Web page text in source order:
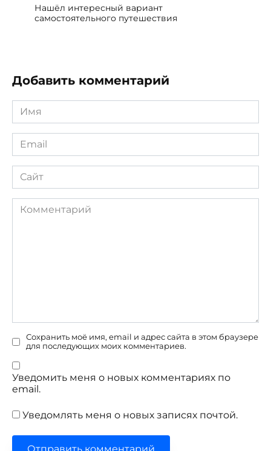
Нашёл интересный вариант
самостоятельного путешествия
Добавить комментарий
Имя
Email
Сайт
Комментарий
Сохранить моё имя, email и адрес сайта в этом браузере
для последующих моих комментариев.
Уведомить меня о новых комментариях по
email.
Уведомлять меня о новых записях почтой.